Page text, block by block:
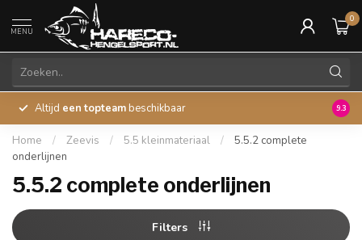
MENU
0
Altijd een topteam beschikbaar 45
9.3
Home / Zeevis / 5.5 kleinmateriaal /
5.5.2 complete
onderlijnen
5.5.2 complete onderlijnen
Filters